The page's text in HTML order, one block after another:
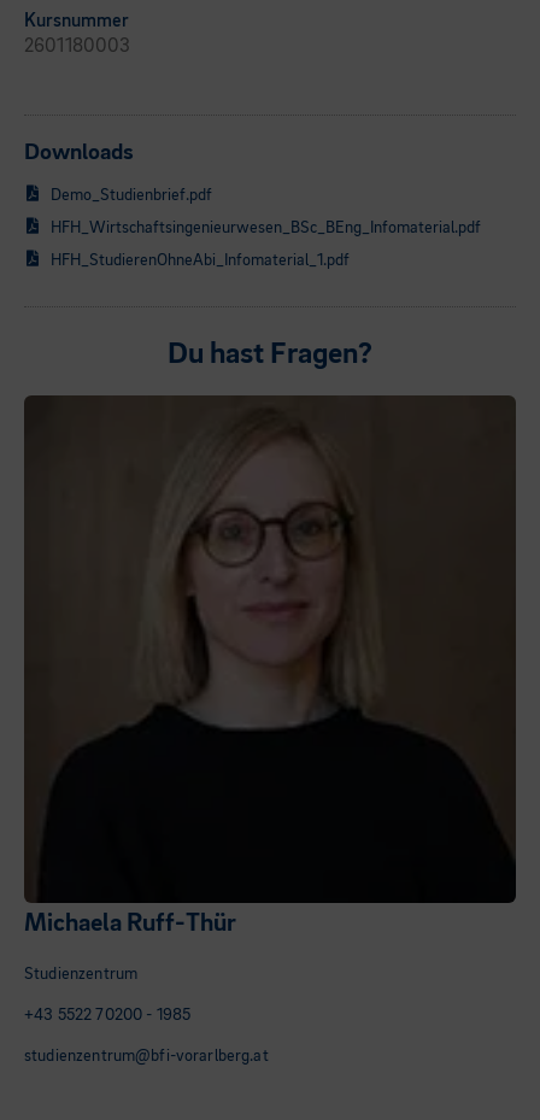
Kursnummer
2601180003
Downloads
Demo_Studienbrief.pdf
HFH_Wirtschaftsingenieurwesen_BSc_BEng_Infomaterial.pdf
HFH_StudierenOhneAbi_Infomaterial_1.pdf
Du hast Fragen?
Michaela Ruff-Thür
Studienzentrum
+43 5522 70200 - 1985
studienzentrum@bfi-vorarlberg.at